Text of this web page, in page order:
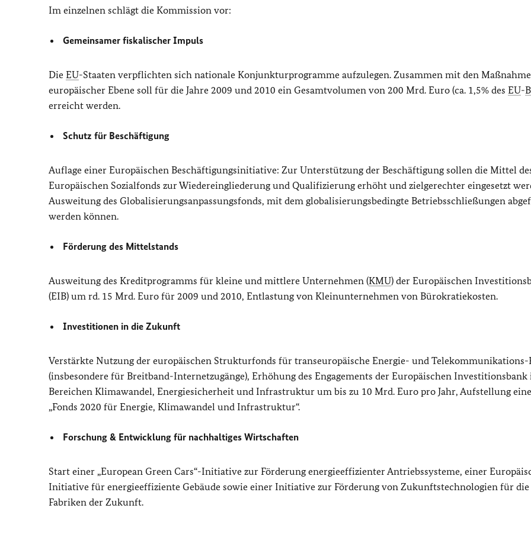
Im einzelnen schlägt die Kommission vor:
Gemeinsamer fiskalischer Impuls
Die EU-Staaten verpflichten sich nationale Konjunkturprogramme aufzulegen. Zusammen mit den
europäischer Ebene soll für die Jahre 2009 und 2010 ein Gesamtvolumen von 200 Mrd. Euro (ca. 1,5% des EU-
erreicht werden.
Schutz für Beschäftigung
Auflage einer Europäischen Beschäftigungsinitiative: Zur Unterstützung der Beschäftigung sollen die Mittel
Europäischen Sozialfonds zur Wiedereingliederung und Qualifizierung erhöht und zielgerechter eingesetzt
Ausweitung des Globalisierungsanpassungsfonds, mit dem globalisierungsbedingte Betriebsschließungen
werden können.
Förderung des Mittelstands
Ausweitung des Kreditprogramms für kleine und mittlere Unternehmen (KMU) der Europäischen
(EIB) um rd. 15 Mrd. Euro für 2009 und 2010, Entlastung von Kleinunternehmen von Bürokratiekosten.
Investitionen in die Zukunft
Verstärkte Nutzung der europäischen Strukturfonds für transeuropäische Energie- und Telekommunikations-
(insbesondere für Breitband-Internetzugänge), Erhöhung des Engagements der Europäischen Investitionsbank
Bereichen Klimawandel, Energiesicherheit und Infrastruktur um bis zu 10 Mrd. Euro pro Jahr, Aufstellung
„Fonds 2020 für Energie, Klimawandel und Infrastruktur“.
Forschung & Entwicklung für nachhaltiges Wirtschaften
Start einer „European Green Cars“-Initiative zur Förderung energieeffizienter Antriebssysteme, einer
Initiative für energieeffiziente Gebäude sowie einer Initiative zur Förderung von Zukunftstechnologien für die
Fabriken der Zukunft.